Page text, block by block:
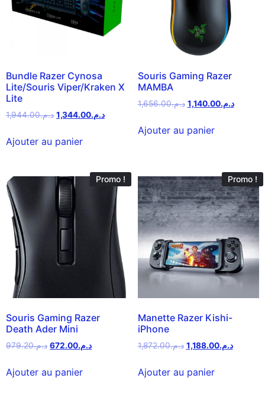
Bundle Razer Cynosa
Lite/Souris Viper/Kraken X
Lite
د.م.1,944.00 د.م.1,344.00
Ajouter au panier
Souris Gaming Razer
MAMBA
د.م.1,656.00 د.م.1,140.00
Ajouter au panier
Promo !
Souris Gaming Razer
Death Ader Mini
د.م.979.20 د.م.672.00
Ajouter au panier
Promo !
Manette Razer Kishi-
iPhone
د.م.1,872.00 د.م.1,188.00
Ajouter au panier